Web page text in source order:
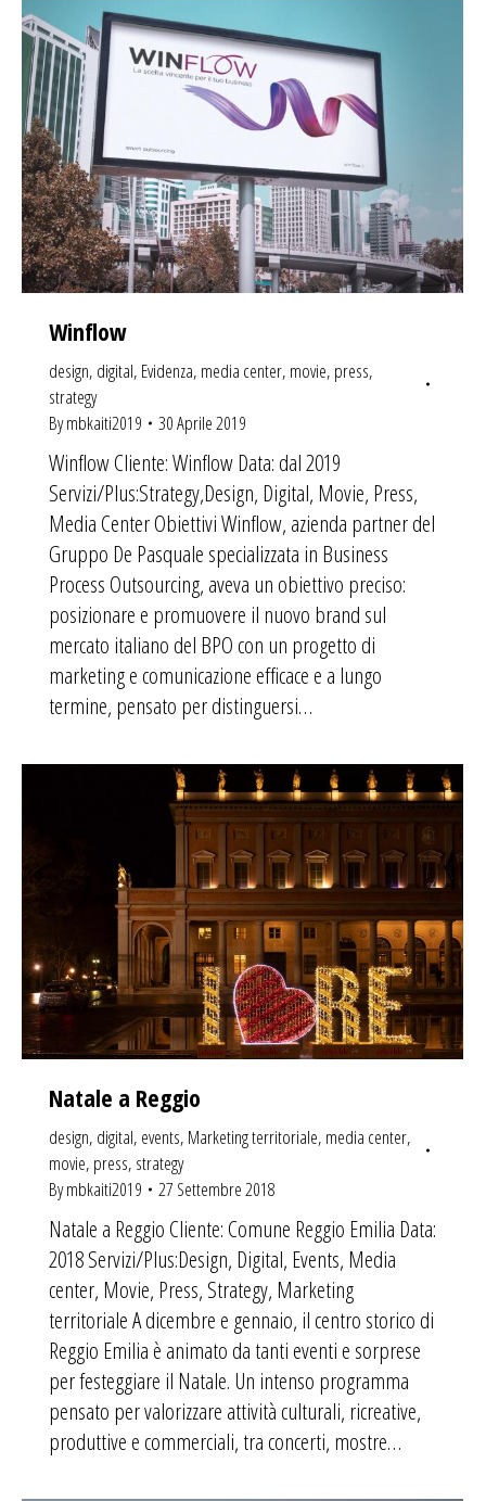
Winflow
design, digital, Evidenza, media center, movie, press,
strategy
Bymbkaiti2019 30 Aprile 2019
Winflow Cliente: Winflow Data: dal 2019
Servizi/Plus:Strategy,Design, Digital, Movie, Press,
Media Center Obiettivi Winflow, azienda partner del
Gruppo De Pasquale specializzata in Business
Process Outsourcing, aveva un obiettivo preciso:
posizionare e promuovere il nuovo brand sul
mercato italiano del BPO con un progetto di
marketing e comunicazione efficace e a lungo
termine, pensato per distinguersi…
Natale a Reggio
design, digital, events, Marketing territoriale, media center,
movie, press, strategy
Bymbkaiti2019 27 Settembre 2018
Natale a Reggio Cliente: Comune Reggio Emilia Data:
2018 Servizi/Plus:Design, Digital, Events, Media
center, Movie, Press, Strategy, Marketing
territoriale A dicembre e gennaio, il centro storico di
Reggio Emilia è animato da tanti eventi e sorprese
per festeggiare il Natale. Un intenso programma
pensato per valorizzare attività culturali, ricreative,
produttive e commerciali, tra concerti, mostre…